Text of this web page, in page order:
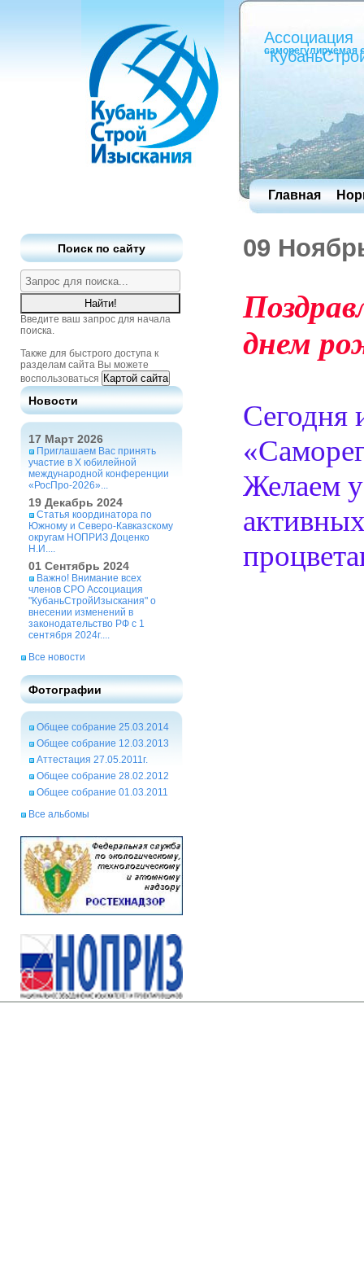
Ассоциация
саморегулируемая
Главная
Поиск по сайту
Введите ваш запрос для начала
поиска.
Также для быстрого доступа к
разделам сайта Вы можете
воспользоваться Картой сайта
Новости
17 Март 2026
Приглашаем Вас принять
участие в X юбилейной
международной конференции
«РосПро-2026»...
19 Декабрь 2024
Статья координатора по
Южному и Северо-Кавказскому
округам НОПРИЗ Доценко
Н.И....
01 Сентябрь 2024
Важно! Внимание всех
членов СРО Ассоциация
"КубаньСтройИзыскания" о
внесении изменений в
законодательство РФ с 1
сентября 2024г....
Все новости
Фотографии
Общее собрание 25.03.2014
Общее собрание 12.03.2013
Аттестация 27.05.2011г.
Общее собрание 28.02.2012
Общее собрание 01.03.2011
Все альбомы
09
днем
Сегодня
Желаем